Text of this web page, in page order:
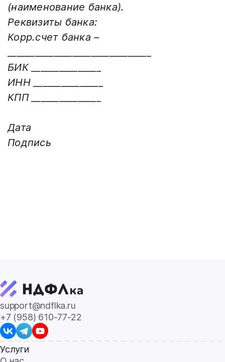
(наименование банка).
Реквизиты банка:
Корр.счет банка –
БИК _______________
ИНН _______________
КПП _______________
Дата
Подпись
support@ndflka.ru
+7 (958) 610-77-22
Услуги